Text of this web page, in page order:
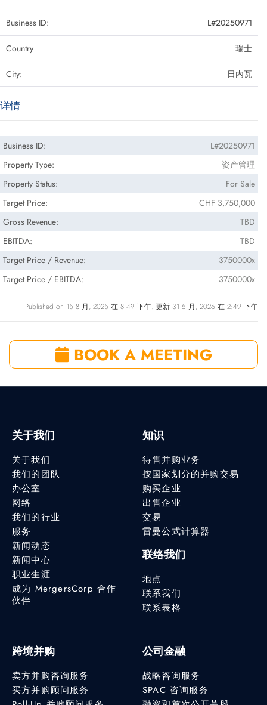
Business ID: L#20250971
Country 瑞士
City: 日内瓦
详情
Business ID:
L#20250971
Property Type:
资产管理
Property Status:
For Sale
Target Price:
CHF 3,750,000
Gross Revenue:
TBD
EBITDA:
TBD
Target Price / Revenue:
3750000x
Target Price / EBITDA:
3750000x
Published on 15 8 月, 2025 在 8:49 下午. 更新 31 5 月, 2026 在 2:49 下午
BOOK A MEETING
关于我们
关于我们
我们的团队
办公室
网络
我们的行业
服务
新闻动态
新闻中心
职业生涯
成为 MergersCorp 合作
伙伴
知识
待售并购业务
按国家划分的并购交易
购买企业
出售企业
交易
雷曼公式计算器
联络我们
地点
联系我们
联系表格
跨境并购
卖方并购咨询服务
买方并购顾问服务
公司金融
战略咨询服务
SPAC 咨询服务